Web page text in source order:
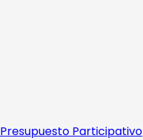
Presupuesto Participativo